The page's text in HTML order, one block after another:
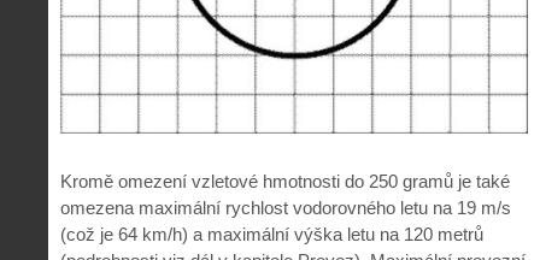
Kromě omezení vzletové hmotnosti do 250 gramů je také
omezena maximální rychlost vodorovného letu na 19 m/s
(což je 64 km/h) a maximální výška letu na 120 metrů